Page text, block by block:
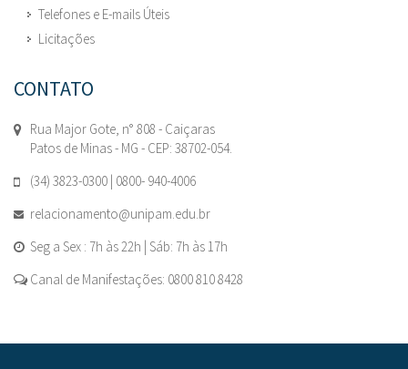
Telefones e E-mails Úteis
Licitações
CONTATO
Rua Major Gote, n° 808 - Caiçaras
Patos de Minas - MG - CEP: 38702-054.
(34) 3823-0300 | 0800- 940-4006
relacionamento@unipam.edu.br
Seg a Sex : 7h às 22h | Sáb: 7h às 17h
Canal de Manifestações: 0800 810 8428